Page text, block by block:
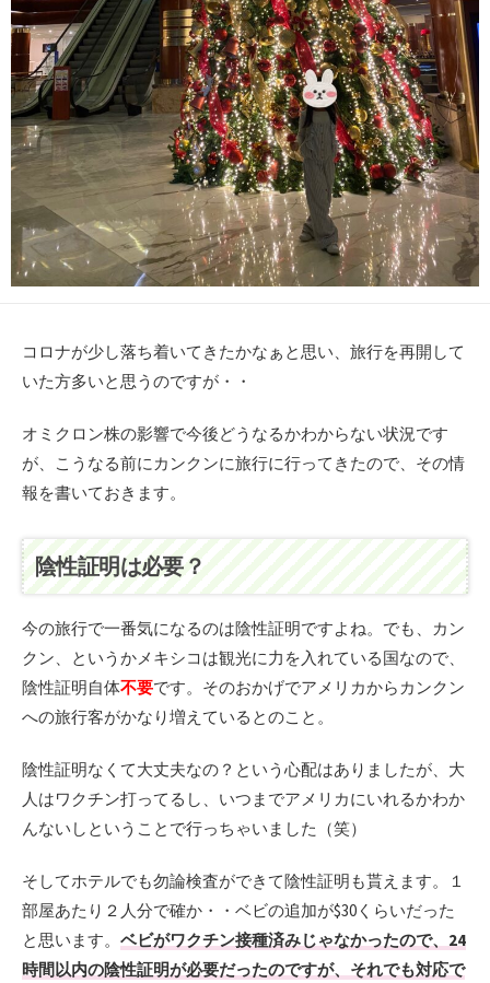
コロナが少し落ち着いてきたかなぁと思い、旅行を再開して
いた方多いと思うのですが・・
オミクロン株の影響で今後どうなるかわからない状況です
が、こうなる前にカンクンに旅行に行ってきたので、その情
報を書いておきます。
陰性証明は必要？
今の旅行で一番気になるのは陰性証明ですよね。でも、カン
クン、というかメキシコは観光に力を入れている国なので、
陰性証明自体不要です。そのおかげでアメリカからカンクン
への旅行客がかなり増えているとのこと。
陰性証明なくて大丈夫なの？という心配はありましたが、大
人はワクチン打ってるし、いつまでアメリカにいれるかわか
んないしということで行っちゃいました（笑）
そしてホテルでも勿論検査ができて陰性証明も貰えます。１
部屋あたり２人分で確か・・ベビの追加が$30くらいだった
と思います。 ベビがワクチン接種済みじゃなかったので、 24
時間以内の陰性証明が必要だったのですが、それでも対応で